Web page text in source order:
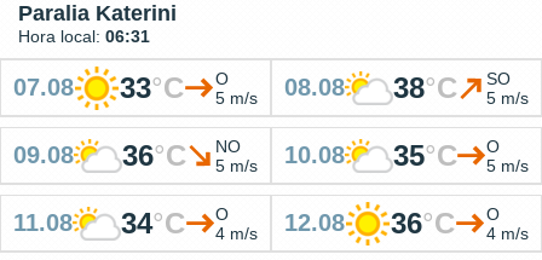
Paralia Katerini
Hora local: 06:31
07.08 33°C
O
5 m/s
08.08 38°C
SO
5 m/s
09.08 36°C
NO
5 m/s
10.08 35°C
O
5 m/s
11.08 34°C
O
4 m/s
12.08 36°C
O
4 m/s